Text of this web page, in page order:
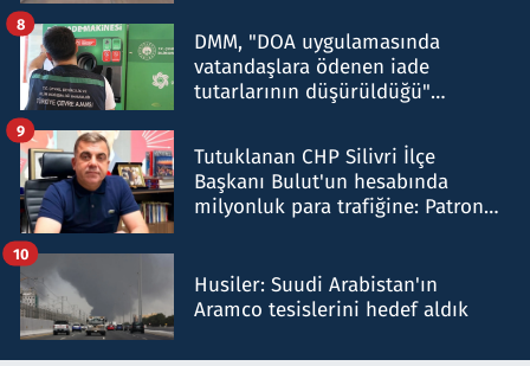
DMM, "DOA uygulamasında
vatandaşlara ödenen iade
tutarlarının düşürüldüğü"
8
Tutuklanan CHP Silivri İlçe
Başkanı Bulut'un hesabında
milyonluk para trafiğine: Patron
9
Husiler: Suudi Arabistan'ın
Aramco tesislerini hedef aldık
10